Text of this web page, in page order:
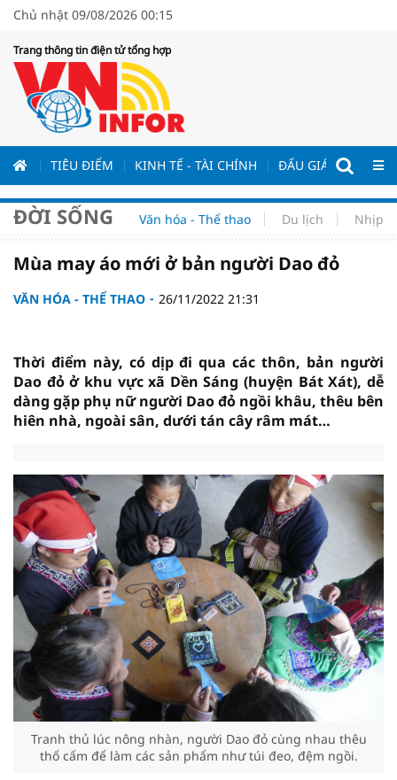
Chủ nhật 09/08/2026 00:15
Trang thông tin điện tử tổng hợp
TIÊU ĐIỂM KINH TẾ - TÀI CHÍNH ĐẤU GIÁ - ĐẤU
ĐỜI SỐNG Văn hóa - Thể thao Du lịch Nhịp
Mùa may áo mới ở bản người Dao đỏ
VĂN HÓA - THỂ THAO 26/11/2022 21:31
Thời điểm này, có dịp đi qua các thôn, bản người
Dao đỏ ở khu vực xã Dền Sáng (huyện Bát Xát), dễ
dàng gặp phụ nữ người Dao đỏ ngồi khâu, thêu bên
hiên nhà, ngoài sân, dưới tán cây râm mát…
Tranh thủ lúc nông nhàn, người Dao đỏ cùng nhau thêu
thổ cẩm để làm các sản phẩm như túi đeo, đệm ngồi.